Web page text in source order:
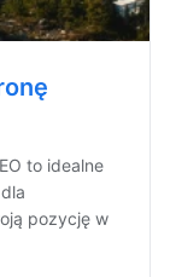
to idealne
pozycję w